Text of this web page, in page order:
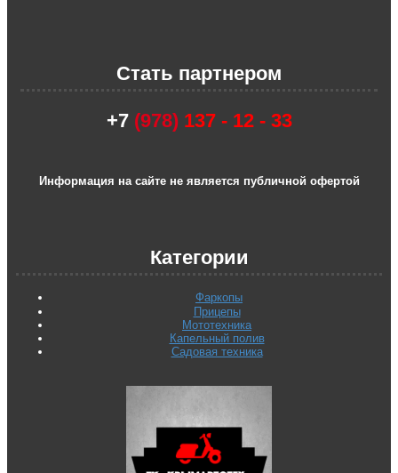
Стать партнером
+7(978) 137 - 12 - 33
Информация на сайте не является публичной офертой
Категории
Фаркопы
Прицепы
Мототехника
Капельный полив
Садовая техника